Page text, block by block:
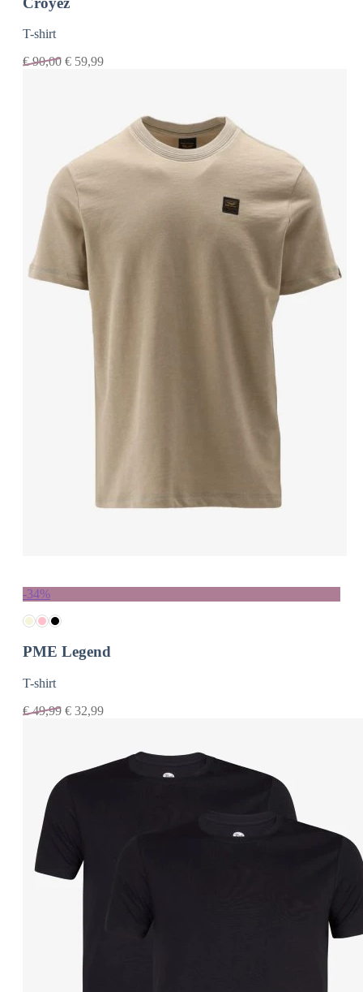
T-shirt
€90,00 € 59,99
-34%
PME Legend
T-shirt
€49,99 € 32,99